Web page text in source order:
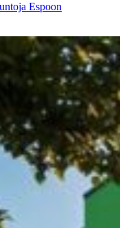
Espoon